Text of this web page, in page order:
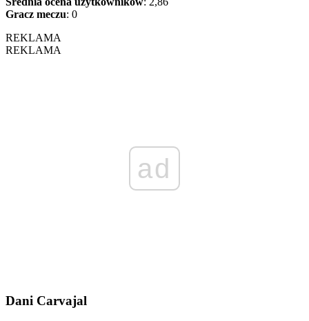
Gracz meczu: 0
REKLAMA
REKLAMA
ad
Dani Carvajal